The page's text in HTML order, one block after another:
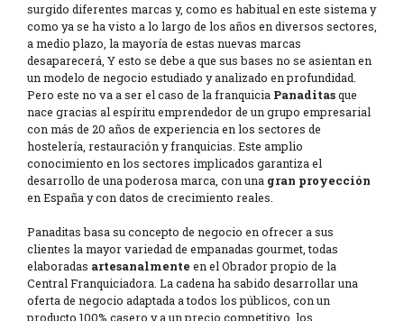
surgido diferentes marcas y, como es habitual en este sistema y
como ya se ha visto a lo largo de los años en diversos sectores,
a medio plazo, la mayoría de estas nuevas marcas
desaparecerá, Y esto se debe a que sus bases no se asientan en
un modelo de negocio estudiado y analizado en profundidad.
Pero este no va a ser el caso de la franquicia Panaditasque
nace gracias al espíritu emprendedor de un grupo empresarial
con más de 20 años de experiencia en los sectores de
hostelería, restauración y franquicias. Este amplio
conocimiento en los sectores implicados garantiza el
desarrollo de una poderosa marca, con una gran proyección
en España y con datos de crecimiento reales.
Panaditas basa su concepto de negocio en ofrecer a sus
clientes la mayor variedad de empanadas gourmet, todas
elaboradas artesanalmente en el Obrador propio de la
Central Franquiciadora. La cadena ha sabido desarrollar una
oferta de negocio adaptada a todos los públicos, con un
producto 100% casero y a un precio competitivo, los